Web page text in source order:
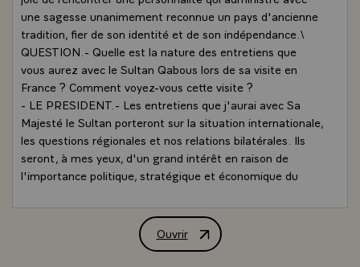
une sagesse unanimement reconnue un pays d'ancienne
tradition, fier de son identité et de son indépendance.\
QUESTION.- Quelle est la nature des entretiens que
vous aurez avec le Sultan Qabous lors de sa visite en
France ? Comment voyez-vous cette visite ?
- LE PRESIDENT.- Les entretiens que j'aurai avec Sa
Majesté le Sultan porteront sur la situation internationale,
les questions régionales et nos relations bilatérales. Ils
seront, à mes yeux, d'un grand intérêt en raison de
l'importance politique, stratégique et économique du
- Nous parlerons de la question palestinienne et de la
tragédie libanaise, sur lesquelles les analyses d'Oman et
Ouvrir
Interview de M. François Mitterrand,